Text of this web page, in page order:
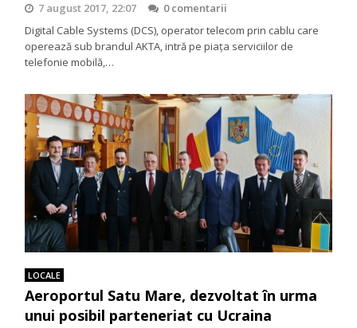
7 august 2017, 22:07
0 comentarii
Digital Cable Systems (DCS), operator telecom prin cablu care
operează sub brandul AKTA, intră pe piaţa serviciilor de
telefonie mobilă,…
LOCALE
Aeroportul Satu Mare, dezvoltat în urma
unui posibil parteneriat cu Ucraina